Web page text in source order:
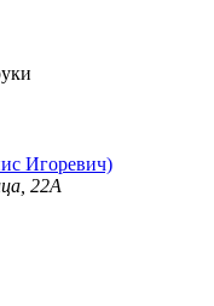
Игоревич)
22А